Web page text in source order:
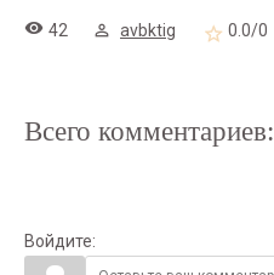
42 avbktig 0.0/0
Всего комментариев:
Войдите: